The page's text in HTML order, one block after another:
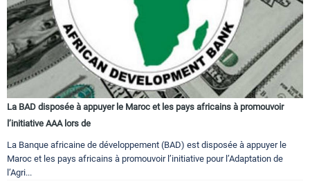
La BAD disposée à appuyer le Maroc et les pays africains à promouvoir
l’initiative AAA lors de
La Banque africaine de développement (BAD) est disposée à appuyer le
Maroc et les pays africains à promouvoir l’initiative pour l’Adaptation de
l’Agri...